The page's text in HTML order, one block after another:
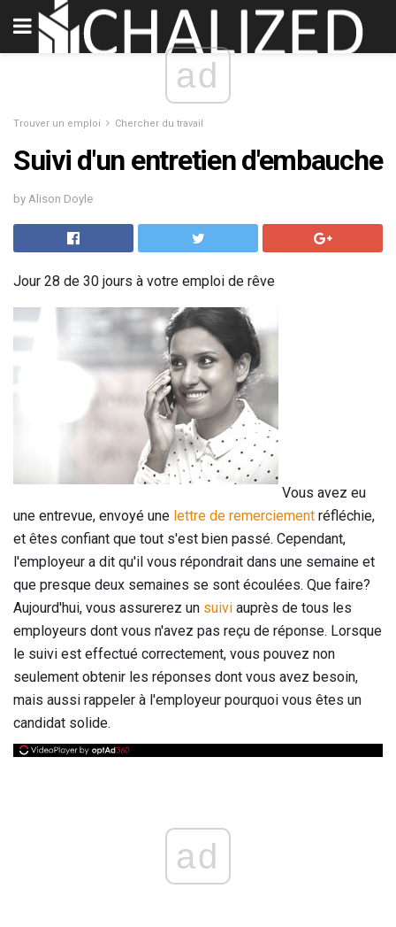
ad
Trouver un emploi Chercher du travail
Suivi d'un entretien d'embauche
by Alison Doyle
Jour 28 de 30 jours à votre emploi de rêve
Vous avez eu
une entrevue, envoyé une lettre de remerciement réfléchie,
et êtes confiant que tout s'est bien passé. Cependant,
l'employeur a dit qu'il vous répondrait dans une semaine et
que presque deux semaines se sont écoulées. Que faire?
Aujourd'hui, vous assurerez un suivi auprès de tous les
employeurs dont vous n'avez pas reçu de réponse. Lorsque
le suivi est effectué correctement, vous pouvez non
seulement obtenir les réponses dont vous avez besoin,
mais aussi rappeler à l'employeur pourquoi vous êtes un
candidat solide.
ad